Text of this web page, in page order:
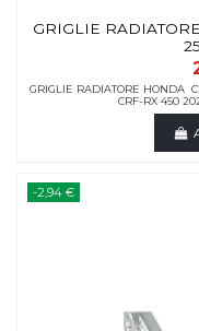
GRIGLIE
GRIGLIE RADIATORE HONDA
CRF-RX 450
-2,94 €